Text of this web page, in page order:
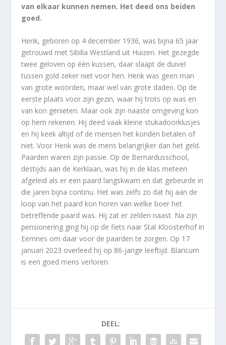
van elkaar kunnen nemen. Het deed ons beiden
goed.
Henk, geboren op 4 december 1936, was bijna 65 jaar
getrouwd met Sibilla Westland uit Huizen. Het gezegde
twee geloven op één kussen, daar slaapt de duivel
tussen gold zeker niet voor hen. Henk was geen man
van grote woorden, maar wel van grote daden. Op de
eerste plaats voor zijn gezin, waar hij trots op was en
van kon genieten. Maar ook zijn naaste omgeving kon
op hem rekenen. Hij deed vaak kleine stukadoorklusjes
en hij keek altijd of de mensen het konden betalen of
niet. Voor Henk was de mens belangrijker dan het geld.
Paarden waren zijn passie. Op de Bernardusschool,
destijds aan de Kerklaan, was hij in de klas meteen
afgeleid als er een paard langskwam en dat gebeurde in
die jaren bijna continu. Het was zelfs zo dat hij aan de
loop van het paard kon horen van welke boer het
betreffende paard was. Hij zat er zelden naast. Na zijn
pensionering ging hij op de fiets naar Stal Kloosterhof in
Eemnes om daar voor de paarden te zorgen. Op 17
januari 2023 overleed hij op 86-jarige leeftijd. Blaricum
is een goed mens verloren.
DEEL: